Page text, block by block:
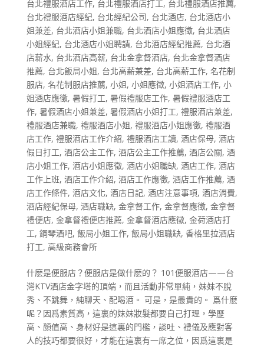
台北禮服酒店工作, 台北禮服酒店打工, 台北禮服酒店推薦,
台北禮服酒店經紀, 台北經紀公司, 台北酒店, 台北酒店小
姐兼差, 台北酒店小姐兼職, 台北酒店小姐應徵, 台北酒店
小姐經紀, 台北酒店小姐聘請, 台北酒店經紀推薦, 台北酒
店薪水, 台北酒店高薪, 台北金拿督酒店, 台北金拿督酒店
推薦, 台北飯局小姐, 台北高薪兼差, 台北高薪工作, 名花制
服店, 名花制服店推薦, 小姐, 小姐應徵, 小姐酒店工作, 小
姐酒店應徵, 暑假打工, 暑假禮服店工作, 暑假禮服酒店工
作, 暑假酒店小姐兼差, 暑假酒店小姐打工, 禮服酒店兼差,
禮服酒店兼職, 禮服酒店小姐, 禮服酒店小姐應徵, 禮服酒
店工作, 禮服酒店工作介紹, 禮服酒店工讀, 酒店保母, 酒店
假日打工, 酒店公主工作, 酒店公主工作推薦, 酒店公關, 酒
店小姐工作, 酒店小姐應徵, 酒店小姐職缺, 酒店工作, 酒店
工作上班, 酒店工作介紹, 酒店工作應徵, 酒店工作推薦, 酒
店工作條件, 酒店文化, 酒店日記, 酒店注意事項, 酒店消費,
酒店經紀保母, 酒店職缺, 金拿督工作, 金拿督應徵, 金拿督
禮便店, 金拿督禮便店推薦, 金拿督酒店應徵, 金荷酒店打
工, 鋼琴酒吧, 飯局小姐工作, 飯局小姐職缺, 香格里拉酒店
打工, 高級商務會所
什麽是便服店？便服店是做什麽的？ 101便服酒店——台
灣KTV酒店金字塔的頂端，而且活動非常單純，妹妹不脫
秀、不跳舞，純聊天、配喝酒。 可是，是最貴的。 爲什麽
呢？因爲素質高，這裏的妹妹妝髮都要自己打理，學歷
高、顏值高、身材好是這裏的門檻，談吐、禮儀及應對客
人的技巧都要很好，才能在這裏有一席之位，因爲這裏是